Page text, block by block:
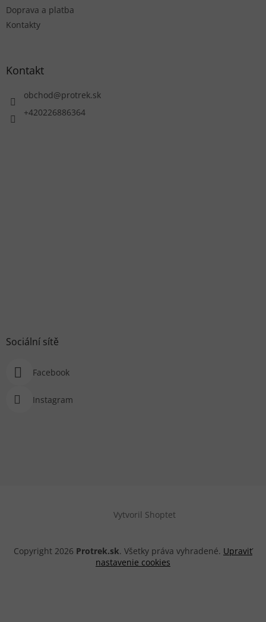
Doprava a platba
Kontakty
Kontakt
obchod@protrek.sk
+420226886364
Sociální sítě
Facebook
Instagram
Vytvoril Shoptet
Copyright 2026 Protrek.sk. Všetky práva vyhradené. Upraviť
nastavenie cookies